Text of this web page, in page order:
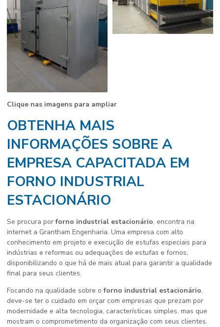
Clique nas imagens para ampliar
OBTENHA MAIS
INFORMAÇÕES SOBRE A
EMPRESA CAPACITADA EM
FORNO INDUSTRIAL
ESTACIONÁRIO
Se procura porforno industrial estacionário, encontra na
internet a Grantham Engenharia. Uma empresa com alto
conhecimento em projeto e execução de estufas especiais para
indústrias e reformas ou adequações de estufas e fornos,
disponibilizando o que há de mais atual para garantir a qualidade
final para seus clientes.
Focando na qualidade sobre oforno industrial estacionário,
deve-se ter o cuidado em orçar com empresas que prezam por
modernidade e alta tecnologia, características simples, mas que
mostram o comprometimento da organização com seus clientes.